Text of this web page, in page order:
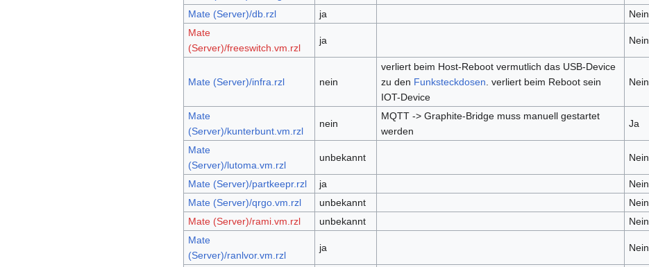
Mate (Server)/db.rzl
ja
Nein
Mate
(Server)/freeswitch.vm.rzl
ja Nein
Mate (Server)/infra.rzl nein
verliert beim Host-Reboot vermutlich das USB-Device
zu den Funksteckdosen . verliert beim Reboot sein
IOT-Device
Nein
Mate
(Server)/kunterbunt.vm.rzl
nein
MQTT -> Graphite-Bridge muss manuell gestartet
werden
Ja
Mate
(Server)/lutoma.vm.rzl
unbekannt Nein
Mate (Server)/partkeepr.rzl ja
Nein
Mate (Server)/qrgo.vm.rzl
unbekannt
Nein
Mate (Server)/rami.vm.rzl
unbekannt
Nein
Mate
(Server)/ranlvor.vm.rzl
ja Nein